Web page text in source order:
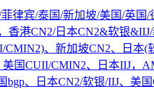
律宾/泰国/新加坡/美国/英国/
香港CN2/日本CN2&软银
CMIN2)、新加坡CN2、日本
美国CUII/CMIN2、日本IIJ，
bgp、日本CN2/软银/IIJ、美